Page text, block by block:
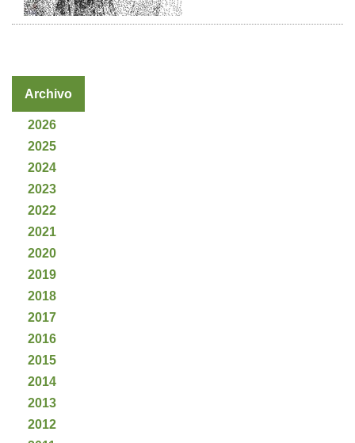
Archivo
2026
2025
2024
2023
2022
2021
2020
2019
2018
2017
2016
2015
2014
2013
2012